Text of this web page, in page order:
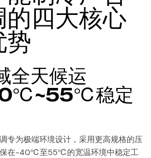
的四大核心
势
全天候运
稳定
专为极端环境设计，采用更高规格的压
保在-40℃至55℃的宽温环境中稳定工